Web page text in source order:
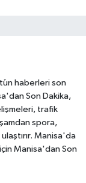
haberleri son
Son Dakika,
trafik
spora,
Manisa'da
Manisa'dan Son